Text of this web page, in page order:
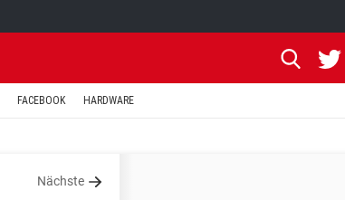
FACEBOOK HARDWARE
Nächste